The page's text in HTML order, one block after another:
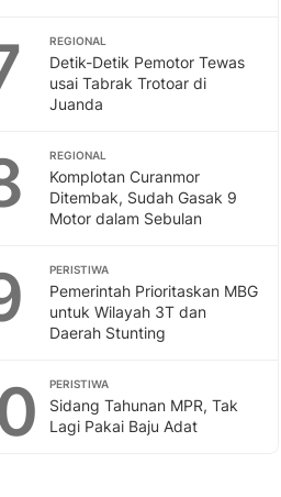
REGIONAL
Detik-Detik Pemotor Tewas
usai Tabrak Trotoar di
Juanda
REGIONAL
Komplotan Curanmor
Ditembak, Sudah Gasak 9
Motor dalam Sebulan
PERISTIWA
Pemerintah Prioritaskan MBG
untuk Wilayah 3T dan
Daerah Stunting
PERISTIWA
Sidang Tahunan MPR, Tak
Lagi Pakai Baju Adat